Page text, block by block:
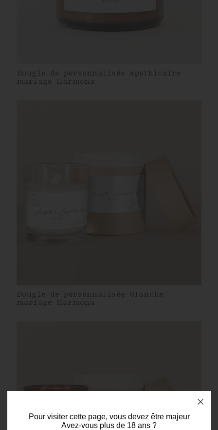
Bougie de personnalisée apothicaire
mariage Harmona
Bougie de personnalisée blanche
mariage Harmona
Pour visiter cette page, vous devez être majeur
Avez-vous plus de 18 ans ?